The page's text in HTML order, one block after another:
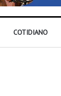
COTIDIANO